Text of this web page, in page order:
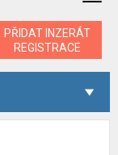
PŘIDAT INZERÁT
REGISTRACE